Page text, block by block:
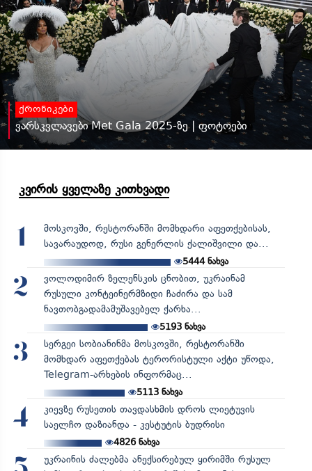
ქრონიკები
ვარსკვლავები Met Gala 2025-ზე | ფოტოები
კვირის ყველაზე კითხვადი
1
მოსკოვში, რესტორანში მომხდარი აფეთქებისას,
სავარაუდოდ, რუსი გენერლის ქალიშვილი და...
5444ნახვა
2
ვოლოდიმირ ზელენსკის ცნობით, უკრაინამ
რუსული კონტეინერმზიდი ჩაძირა და სამ
ნავთობგადამამუშავებელ ქარხა...
5193ნახვა
3
სერგეი სობიანინმა მოსკოვში, რესტორანში
მომხდარ აფეთქებას ტერორისტული აქტი უწოდა,
Telegram-არხების ინფორმაც...
5113ნახვა
4
კიევზე რუსეთის თავდასხმის დროს ლიეტუვის
საელჩო დაზიანდა - კესტუტის ბუდრისი
4826ნახვა
უკრაინის ძალებმა ანექსირებულ ყირიმში რუსულ